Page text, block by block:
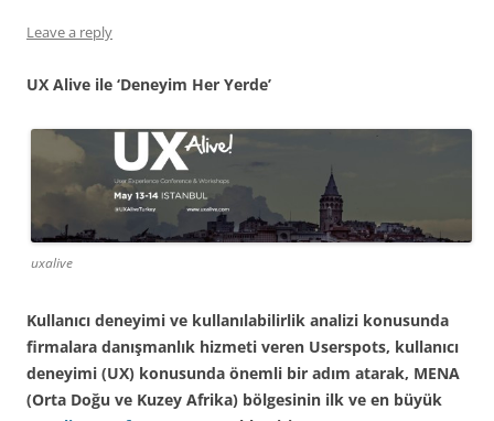
Leave a reply
UX Alive ile ‘Deneyim Her Yerde’
uxalive
Kullanıcı deneyimi ve kullanılabilirlik analizi konusunda
firmalara danışmanlık hizmeti veren Userspots, kullanıcı
deneyimi (UX) konusunda önemli bir adım atarak, MENA
(Orta Doğu ve Kuzey Afrika) bölgesinin ilk ve en büyük